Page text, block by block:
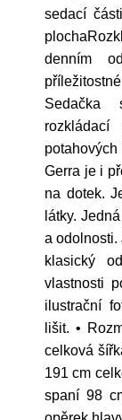
sedací
denním
Sedačka
Gerra je i
na dotek.
látky.
a odolnosti.
klasický
vlastnosti
ilustrační
lišit. •
celková
191 cm
spaní 98